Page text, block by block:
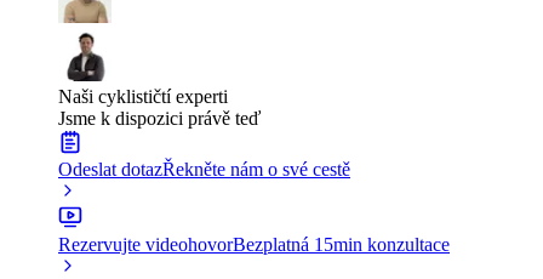
Naši cyklističtí experti
Jsme k dispozici právě teď
Odeslat dotazŘekněte nám o své cestě
Rezervujte videohovorBezplatná 15min konzultace